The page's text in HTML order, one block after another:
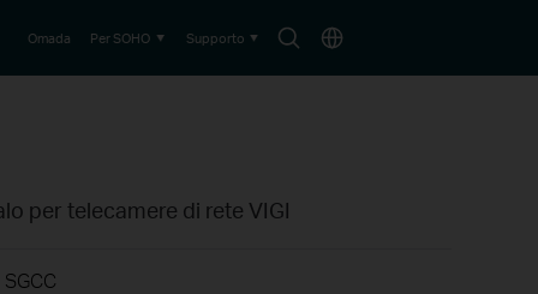
SearchChoose
Omada Per SOHO Supporto
per telecamere di rete VIGI